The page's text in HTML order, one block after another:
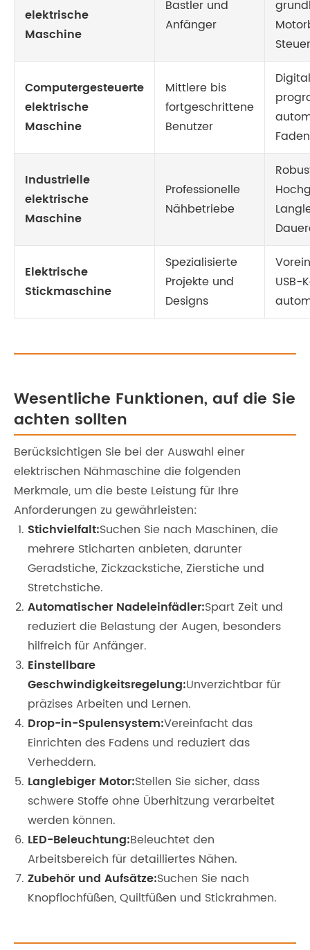
elektrische
Maschine
Bastler und
Anfänger
Computergesteuerte
elektrische
Maschine
Mittlere bis
fortgeschrittene
Benutzer
Industrielle
elektrische
Maschine
Professionelle
Nähbetriebe
Elektrische
Stickmaschine
Spezialisierte
Projekte und
Designs
USB-
Wesentliche Funktionen, auf die Sie
achten sollten
Berücksichtigen Sie bei der Auswahl einer
elektrischen Nähmaschine die folgenden
Merkmale, um die beste Leistung für Ihre
Anforderungen zu gewährleisten:
Stichvielfalt:Suchen Sie nach Maschinen, die
mehrere Sticharten anbieten, darunter
Geradstiche, Zickzackstiche, Zierstiche und
Stretchstiche.
Automatischer Nadeleinfädler:Spart Zeit und
reduziert die Belastung der Augen, besonders
hilfreich für Anfänger.
Einstellbare
Geschwindigkeitsregelung:Unverzichtbar für
präzises Arbeiten und Lernen.
Drop-in-Spulensystem:Vereinfacht das
Einrichten des Fadens und reduziert das
Verheddern.
Langlebiger Motor:Stellen Sie sicher, dass
schwere Stoffe ohne Überhitzung verarbeitet
werden können.
LED-Beleuchtung:Beleuchtet den
Arbeitsbereich für detailliertes Nähen.
Zubehör und Aufsätze:Suchen Sie nach
Knopflochfüßen, Quiltfüßen und Stickrahmen.